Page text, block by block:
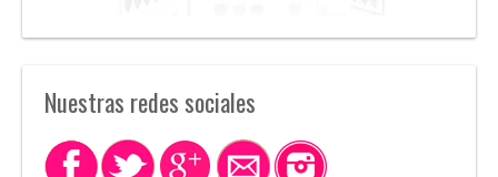
Nuestras redes sociales